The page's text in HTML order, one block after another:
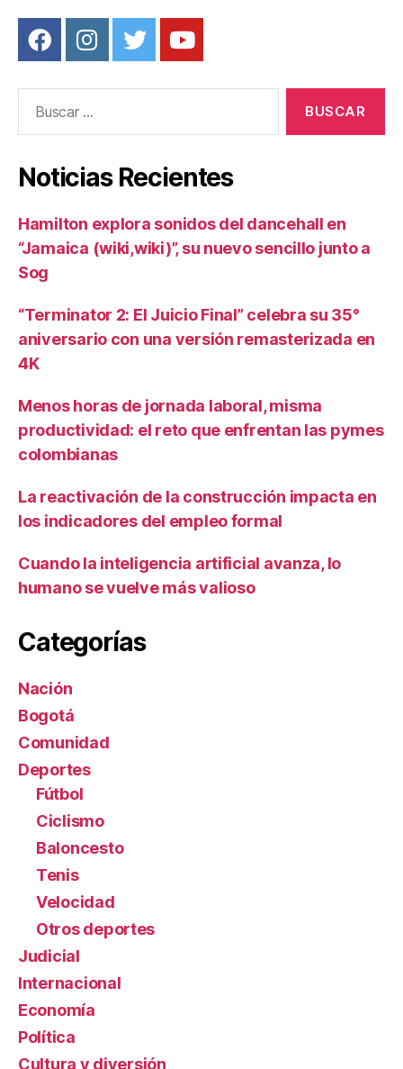
Noticias Recientes
Hamilton explora sonidos del dancehall en
“Jamaica (wiki,wiki)”, su nuevo sencillo junto a
Sog
“Terminator 2: El Juicio Final” celebra su 35°
aniversario con una versión remasterizada en
4K
Menos horas de jornada laboral, misma
productividad: el reto que enfrentan las pymes
colombianas
La reactivación de la construcción impacta en
los indicadores del empleo formal
Cuando la inteligencia artificial avanza, lo
humano se vuelve más valioso
Categorías
Nación
Bogotá
Comunidad
Deportes
Fútbol
Ciclismo
Baloncesto
Tenis
Velocidad
Otros deportes
Judicial
Internacional
Economía
Política
Cultura y diversión